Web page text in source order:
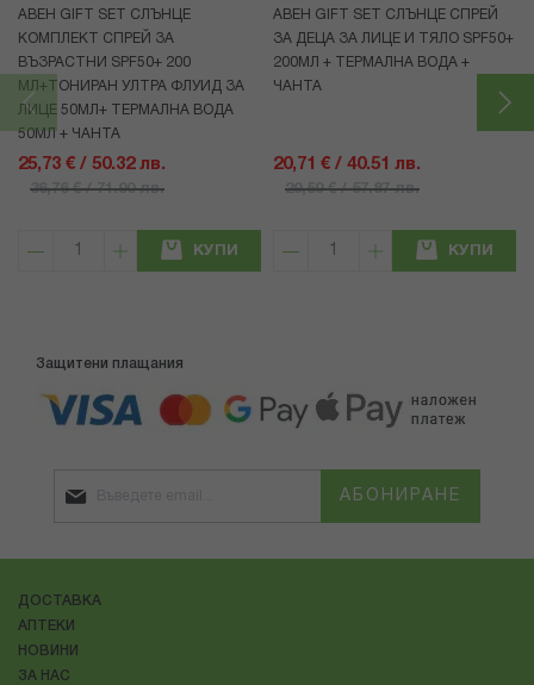
АВЕН GIFT SET СЛЪНЦЕ
КОМПЛЕКТ СПРЕЙ ЗА
ВЪЗРАСТНИ SPF50+ 200
МЛ+ТОНИРАН УЛТРА ФЛУИД ЗА
ЛИЦЕ 50МЛ+ ТЕРМАЛНА ВОДА
50МЛ + ЧАНТА
25,73 € / 50.32 лв.
36,76 € / 71.90 лв.
КУПИ
АВЕН GIFT SET СЛЪНЦЕ СПРЕЙ
ЗА ДЕЦА ЗА ЛИЦЕ И ТЯЛО SPF50+
200МЛ + ТЕРМАЛНА ВОДА +
ЧАНТА
20,71 € / 40.51 лв.
29,59 € / 57.87 лв.
КУПИ
Защитени плащания
АБОНИРАНЕ
ДОСТАВКА
АПТЕКИ
НОВИНИ
ЗА НАС